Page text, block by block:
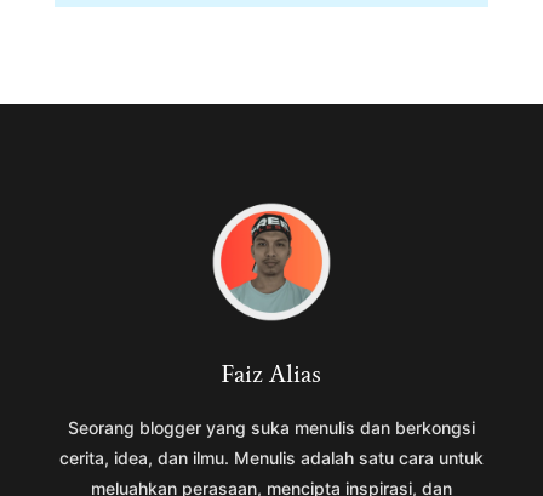
Faiz Alias
Seorang blogger yang suka menulis dan berkongsi
cerita, idea, dan ilmu. Menulis adalah satu cara untuk
meluahkan perasaan, mencipta inspirasi, dan